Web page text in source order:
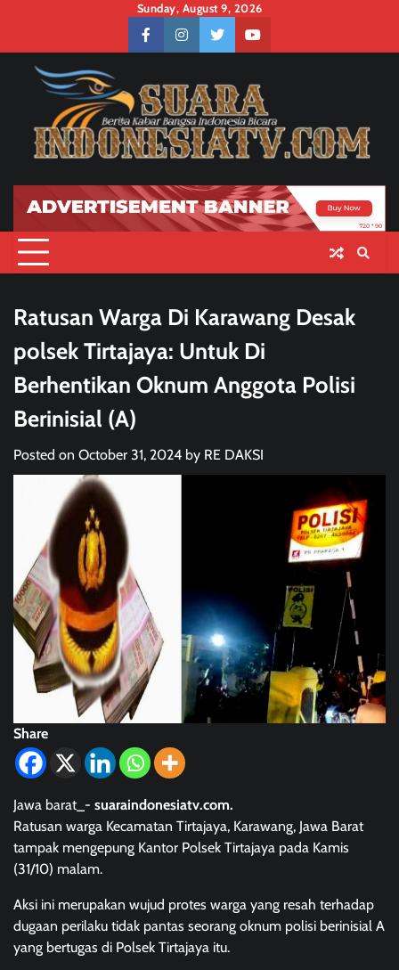
content
Sunday, August 9, 2026
facebookinstagramtwitteryoutube
Ratusan Warga Di Karawang Desak
polsek Tirtajaya: Untuk Di
Berhentikan Oknum Anggota Polisi
Berinisial (A)
Posted on October 31, 2024 by RE DAKSI
Share
Jawa barat_- suaraindonesiatv.com.
Ratusan warga Kecamatan Tirtajaya, Karawang, Jawa Barat
tampak mengepung Kantor Polsek Tirtajaya pada Kamis
(31/10) malam.
Aksi ini merupakan wujud protes warga yang resah terhadap
dugaan perilaku tidak pantas seorang oknum polisi berinisial A
yang bertugas di Polsek Tirtajaya itu.